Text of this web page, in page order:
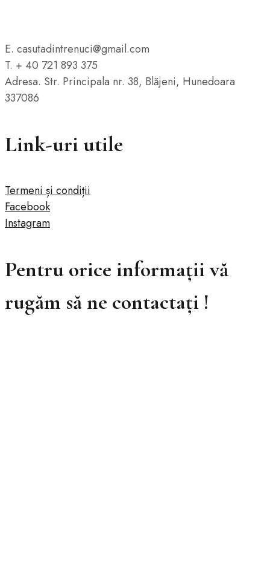
E. casutadintrenuci@gmail.com
T. + 40 721 893 375
Adresa. Str. Principala nr. 38, Blăjeni, Hunedoara
337086
Link-uri utile
Termeni și condiții
Facebook
Instagram
Pentru orice informații vă
rugăm să ne contactați !